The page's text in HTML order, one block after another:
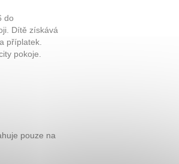
do
Dítě získává
příplatek.
pokoje.
pouze na